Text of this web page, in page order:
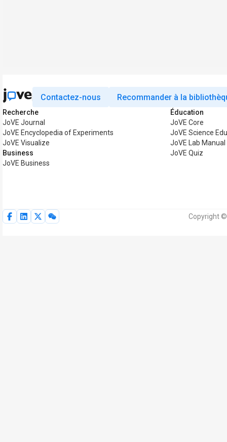
Contactez-nous Recommander à la
Recherche
JoVE Journal
JoVE Encyclopedia of Experiments
JoVE Visualize
Business
JoVE Business
Éducation
JoVE Core
JoVE Science
JoVE Lab Manual
JoVE Quiz
Copyright